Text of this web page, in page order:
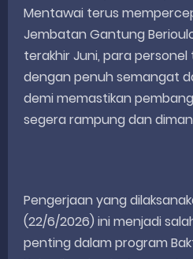
Mentawai terus
Jembatan Gantung
terakhir Juni, para personel
dengan penuh semangat
demi memastikan
segera rampung dan
Pengerjaan yang
(22/6/2026) ini menjadi
penting dalam program